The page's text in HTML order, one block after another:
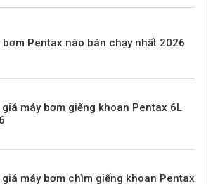
bơm Pentax nào bán chạy nhất 2026
giá máy bơm giếng khoan Pentax 6L
giá máy bơm chìm giếng khoan Pentax